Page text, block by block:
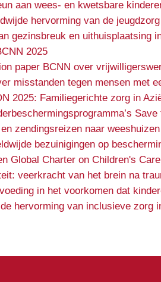
aan wees- en kwetsbare
hervorming van de jeugdzorg
gezinsbreuk en uithuisplaatsing
2025
paper BCNN over
misstanden tegen mensen met
2025: Familiegerichte zorg in
Save
zendingsreizen naar
bezuinigingen op
Global Charter on Children's
veerkracht van het brein na
in het voorkomen dat
hervorming van inclusieve zorg